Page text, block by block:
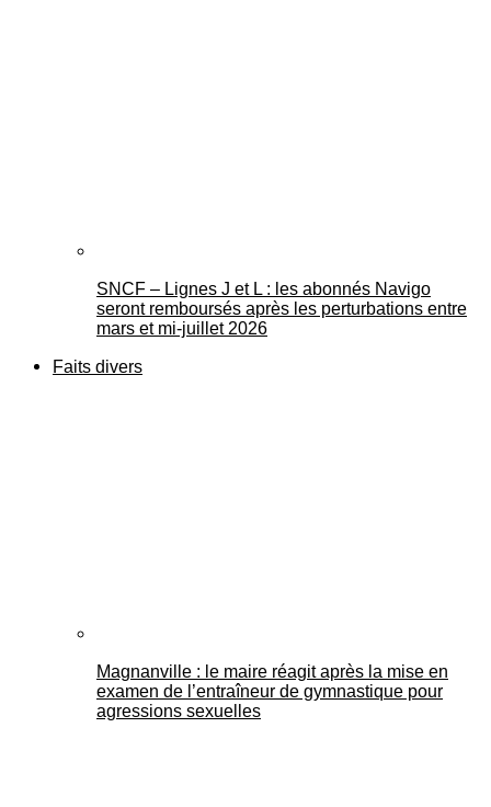
SNCF – Lignes J et L : les abonnés Navigo
seront remboursés après les perturbations entre
mars et mi-juillet 2026
Faits divers
Magnanville : le maire réagit après la mise en
examen de l’entraîneur de gymnastique pour
agressions sexuelles